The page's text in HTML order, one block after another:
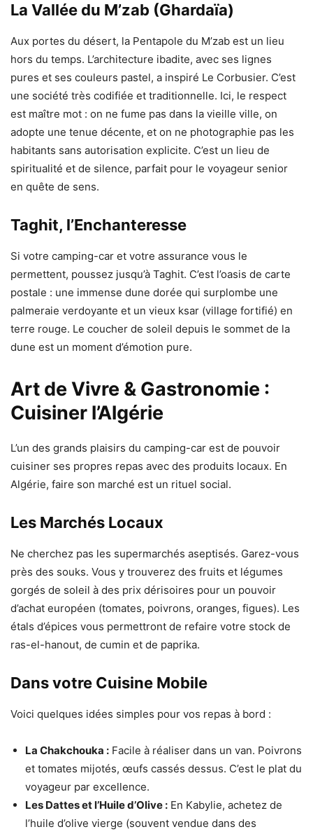
La Vallée du M’zab (Ghardaïa)
Aux portes du désert, la Pentapole du M’zab est un lieu
hors du temps. L’architecture ibadite, avec ses lignes
pures et ses couleurs pastel, a inspiré Le Corbusier. C’est
une société très codifiée et traditionnelle. Ici, le respect
est maître mot : on ne fume pas dans la vieille ville, on
adopte une tenue décente, et on ne photographie pas les
habitants sans autorisation explicite. C’est un lieu de
spiritualité et de silence, parfait pour le voyageur senior
en quête de sens.
Taghit, l’Enchanteresse
Si votre camping-car et votre assurance vous le
permettent, poussez jusqu’à Taghit. C’est l’oasis de carte
postale : une immense dune dorée qui surplombe une
palmeraie verdoyante et un vieux ksar (village fortifié) en
terre rouge. Le coucher de soleil depuis le sommet de la
dune est un moment d’émotion pure.
Art de Vivre & Gastronomie :
Cuisiner l’Algérie
L’un des grands plaisirs du camping-car est de pouvoir
cuisiner ses propres repas avec des produits locaux. En
Algérie, faire son marché est un rituel social.
Les Marchés Locaux
Ne cherchez pas les supermarchés aseptisés. Garez-vous
près des souks. Vous y trouverez des fruits et légumes
gorgés de soleil à des prix dérisoires pour un pouvoir
d’achat européen (tomates, poivrons, oranges, figues). Les
étals d’épices vous permettront de refaire votre stock de
ras-el-hanout, de cumin et de paprika.
Dans votre Cuisine Mobile
Voici quelques idées simples pour vos repas à bord :
La Chakchouka : Facile à réaliser dans un van. Poivrons
et tomates mijotés, œufs cassés dessus. C’est le plat du
voyageur par excellence.
Les Dattes et l’Huile d’Olive : En Kabylie, achetez de
l’huile d’olive vierge (souvent vendue dans des